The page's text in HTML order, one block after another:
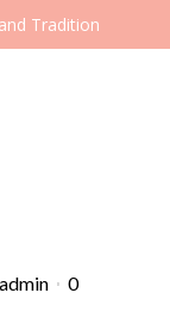
Tradition
0